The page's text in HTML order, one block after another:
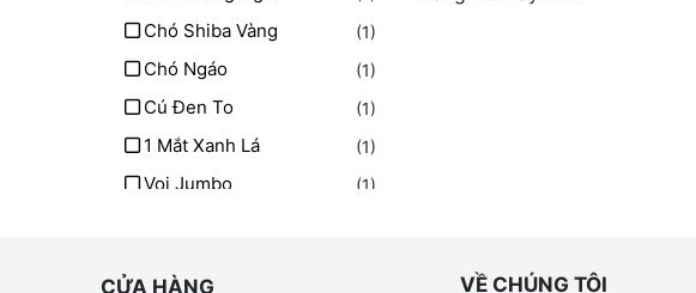
Chó Shiba Vàng (1)
Chó Ngáo (1)
Cú Đen To (1)
1 Mắt Xanh Lá (1)
Voi Jumbo (1)
CỬA HÀNG VỀ CHÚNG TÔI